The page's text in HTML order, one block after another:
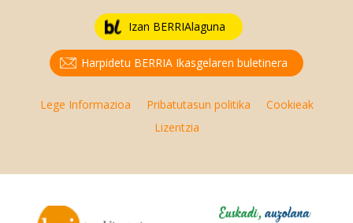
Izan BERRIAlaguna
Harpidetu BERRIA Ikasgelaren buletinera
Lege Informazioa Pribatutasun politika
Cookieak
Lizentzia